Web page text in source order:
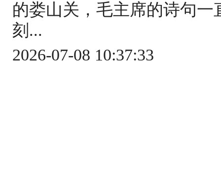
的娄山关，毛主席的诗句
刻...
2026-07-08 10:37:33